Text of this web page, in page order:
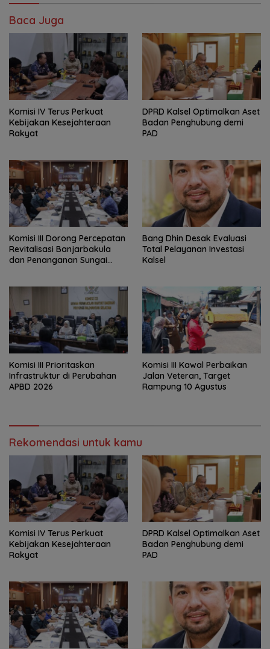
Baca Juga
Komisi IV Terus Perkuat
Kebijakan Kesejahteraan
Rakyat
‎DPRD Kalsel Optimalkan Aset
Badan Penghubung demi
PAD
‎Komisi III Dorong Percepatan
Revitalisasi Banjarbakula
dan Penanganan Sungai
‎Bang Dhin Desak Evaluasi
Total Pelayanan Investasi
Kalsel
‎Komisi III Prioritaskan
Infrastruktur di Perubahan
APBD 2026
Komisi III Kawal Perbaikan
Jalan Veteran, Target
Rampung 10 Agustus
Rekomendasi untuk kamu
Komisi IV Terus Perkuat
Kebijakan Kesejahteraan
Rakyat
‎DPRD Kalsel Optimalkan Aset
Badan Penghubung demi
PAD